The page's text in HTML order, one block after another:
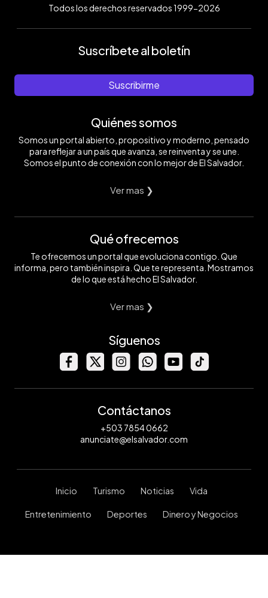
Todos los derechos reservados 1999-2026
Suscríbete al boletín
Suscribirme
Quiénes somos
Somos un portal abierto, propositivo y moderno, pensado
para reflejar a un país que avanza, se reinventa y se une.
Somos el punto de conexión con lo mejor de El Salvador.
Ver mas ❯
Qué ofrecemos
Te ofrecemos un portal que evoluciona contigo. Que
informa, pero también inspira. Que te representa. Mostramos
de lo que está hecho El Salvador.
Ver mas ❯
Síguenos
Contáctanos
+503 7854 0662
anunciate@elsalvador.com
Inicio Turismo Noticias Vida
Entretenimiento Deportes Dinero y Negocios